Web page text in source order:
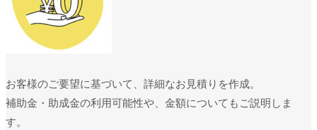
お客様のご要望に基づいて、詳細なお見積りを作成。
補助金・助成金の利用可能性や、金額についてもご説明しま
す。